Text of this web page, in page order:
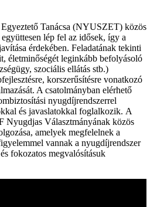
Tanácsa (NYUSZET) közös
lép fel az idősek, így a
érdekében. Feladatának tekinti
életminőségét leginkább befolyásoló
szociális ellátás stb.)
korszerűsítésre vonatkozó
A csatolmányban elérhető
nyugdíjrendszerrel
és javaslatokkal foglalkozik. A
Választmányának közös
amelyek megfelelnek a
vannak a nyugdíjrendszer
fokozatos megvalósításuk